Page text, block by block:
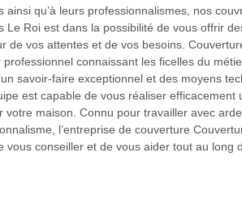
ainsi qu’à leurs professionnalismes, nos
Le Roi est dans la possibilité de vous offrir
de vos attentes et de vos besoins.
connaissant les ficelles du
savoir-faire exceptionnel et des moyens
est capable de vous réaliser efficacement
votre maison. Connu pour travailler avec
l’entreprise de couverture
vous conseiller et de vous aider tout au long